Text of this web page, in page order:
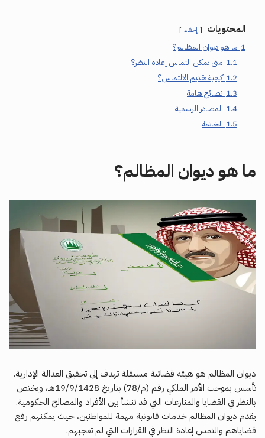
المحتويات إخفاء
1 ما هو ديوان المظالم؟
1.1 متى يمكن التماس إعادة النظر؟
1.2 كيفية تقديم الالتماس؟
1.3 نصائح هامة
1.4 المصادر الرسمية
1.5 الخاتمة
ما هو ديوان المظالم؟
ديوان المظالم هو هيئة قضائية مستقلة تهدف إلى تحقيق العدالة الإدارية.
تأسس بموجب الأمر الملكي رقم (م/78) بتاريخ 19/9/1428هـ، ويختص
بالنظر في القضايا والمنازعات التي قد تنشأ بين الأفراد والمصالح الحكومية.
يقدم ديوان المظالم خدمات قانونية مهمة للمواطنين، حيث يمكنهم رفع
قضاياهم والتمس إعادة النظر في القرارات التي لم تعجبهم.